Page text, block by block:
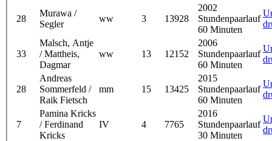
28
Murawa /
Segler
ww 3 13928
2002
Stundenpaarlauf
60 Minuten
33
Malsch, Antje
/ Mattheis,
Dagmar
ww 13 12152
2006
Stundenpaarlauf
60 Minuten
28
Andreas
Sommerfeld /
Raik Fietsch
mm 15 13425
2015
Stundenpaarlauf
60 Minuten
7
Pamina Kricks
/ Ferdinand
Kricks
IV 4 7765
2016
Stundenpaarlauf
30 Minuten